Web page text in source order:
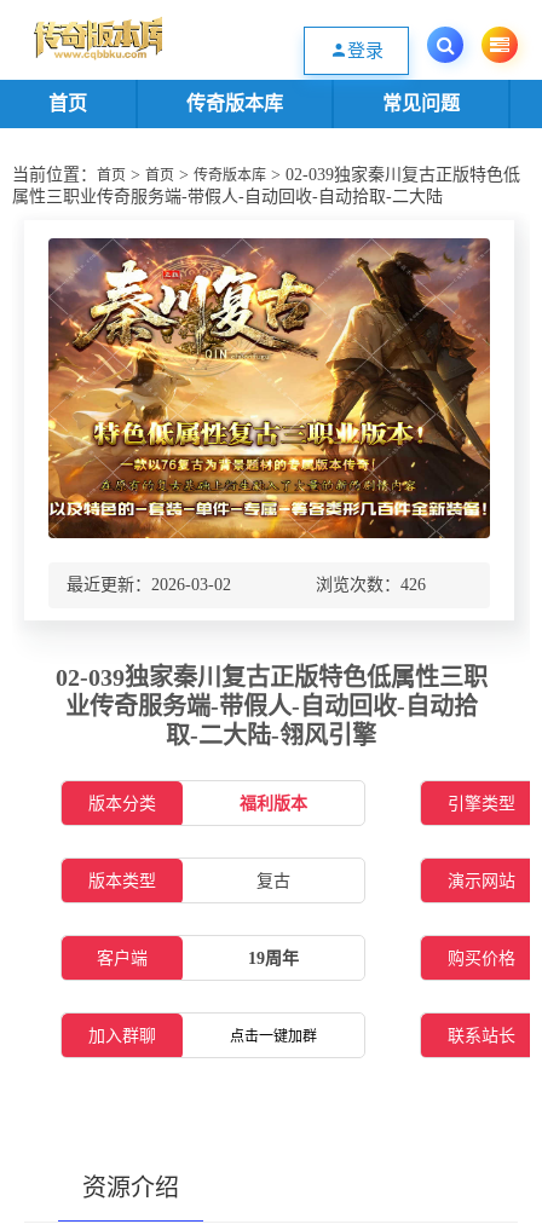
欢迎您光临传奇版本库资源下载站，一个优质的传奇版本源码基地。欢迎选购
登录
首页 传奇版本库 常见问题
当前位置： 首页 > 首页 > 传奇版本库 > 02-039独家秦川复古正版特色低
属性三职业传奇服务端-带假人-自动回收-自动拾取-二大陆
最近更新：2026-03-02 浏览次数： 426
02-039独家秦川复古正版特色低属性三职
业传奇服务端-带假人-自动回收-自动拾
取-二大陆-翎风引擎
版本分类 福利版本 引擎类型
版本类型 复古 演示网站
客户端 19周年 购买价格
加入群聊 点击一键加群 联系站长
资源介绍